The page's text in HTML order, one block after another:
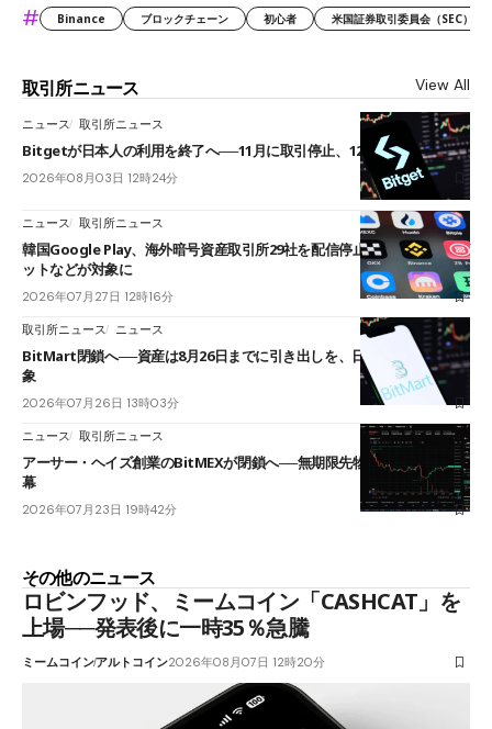
# Binance ブロックチェーン 初心者 米国証券取引委員会（SEC）
取引所ニュース View All
ニュース 取引所ニュース
Bitgetが日本人の利用を終了へ──11月に取引停止、12月末に強制決済
2026年08月03日 12時24分
ニュース 取引所ニュース
韓国Google Play、海外暗号資産取引所29社を配信停止──OKXやバイビ
ットなどが対象に
2026年07月27日 12時16分
取引所ニュース ニュース
BitMart閉鎖へ──資産は8月26日までに引き出しを、日本人利用者も対
象
2026年07月26日 13時03分
ニュース 取引所ニュース
アーサー・ヘイズ創業のBitMEXが閉鎖へ──無期限先物を生んだ11年に
幕
2026年07月23日 19時42分
その他のニュース
ロビンフッド、ミームコイン「CASHCAT」を
上場──発表後に一時35％急騰
ミームコインアルトコイン2026年08月07日 12時20分